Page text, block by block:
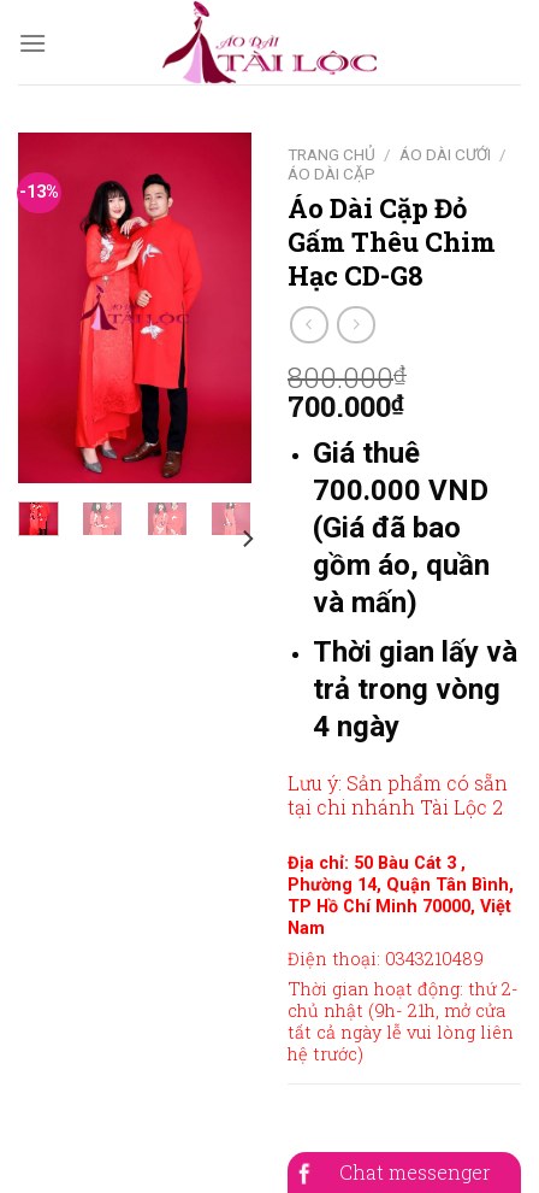
-13%
TRANG CHỦ / ÁO DÀI CƯỚI /
ÁO DÀI CẶP
Áo Dài Cặp Đỏ
Gấm Thêu Chim
Hạc CD-G8
800.000₫
700.000₫
Giá thuê
700.000 VND
(Giá đã bao
gồm áo, quần
và mấn)
Thời gian lấy và
trả trong vòng
4 ngày
Lưu ý: Sản phẩm có sẵn
tại chi nhánh Tài Lộc 2
Địa chỉ: 50 Bàu Cát 3 ,
Phường 14, Quận Tân Bình,
TP Hồ Chí Minh 70000, Việt
Nam
Điện thoại: 0343210489
Thời gian hoạt động: thứ 2-
chủ nhật (9h- 21h, mở cửa
tất cả ngày lễ vui lòng liên
hệ trước)
Chat messenger